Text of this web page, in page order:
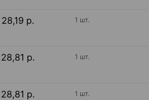
28,19 р. 1 шт.
28,81 р. 1 шт.
28,81 р. 1 шт.